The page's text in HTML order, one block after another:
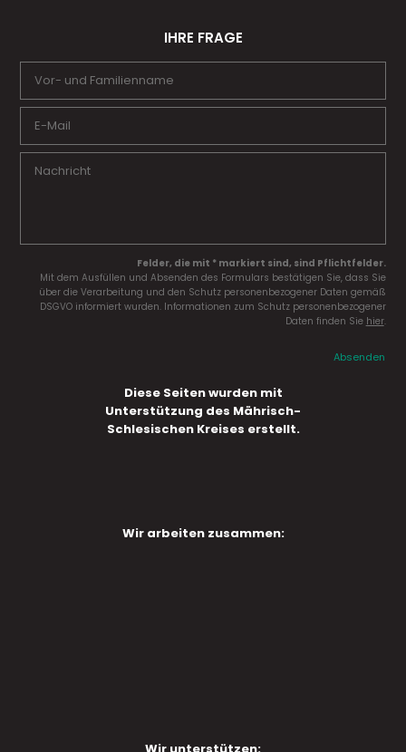
IHRE FRAGE
Felder, die mit * markiert sind, sind Pflichtfelder.
Mit dem Ausfüllen und Absenden des Formulars bestätigen Sie, dass Sie
über die Verarbeitung und den Schutz personenbezogener Daten gemäß
DSGVO informiert wurden. Informationen zum Schutz personenbezogener
Daten finden Sie hier.
Absenden
Diese Seiten wurden mit
Unterstützung des Mährisch-
Schlesischen Kreises erstellt.
Wir arbeiten zusammen: